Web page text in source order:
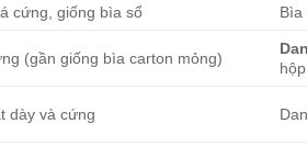
cứng, giống bìa sổ Bìa
(gần giống bìa carton mỏng)
dày và cứng